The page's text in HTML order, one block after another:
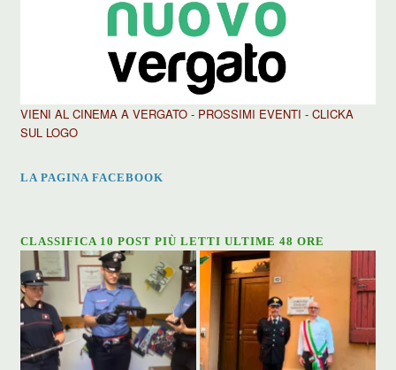
VIENI AL CINEMA A VERGATO - PROSSIMI EVENTI - CLICKA
SUL LOGO
LA PAGINA FACEBOOK
CLASSIFICA 10 POST PIÙ LETTI ULTIME 48 ORE